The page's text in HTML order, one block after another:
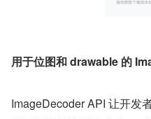
用于位图和 drawable 的
ImageDecoder API 让开发